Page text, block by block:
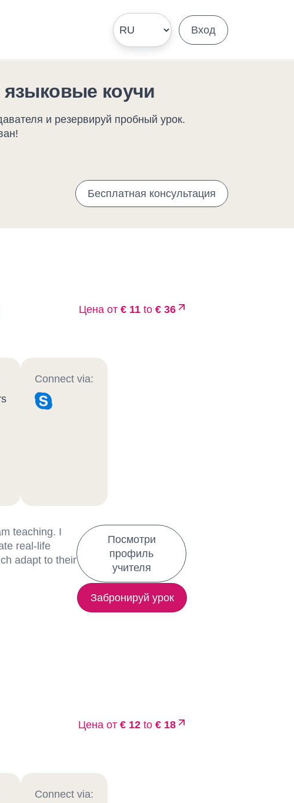
Вход
коучи
и резервируй пробный урок.
Бесплатная консультация
Цена от € 11 to € 36
Connect via:
teaching. I
real-life
adapt to their
Посмотри
профиль
учителя
Забронируй урок
Цена от € 12 to € 18
Connect via: